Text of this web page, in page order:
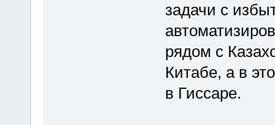
задачи с
рядом с
Китабе, а в
в Гиссаре.